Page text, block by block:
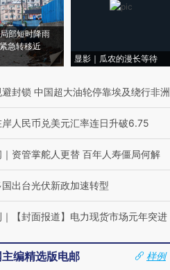
部短时降雨
急转移近
显影｜瓜农的漫长等待
避封锁 中国超大油轮停靠埃及绕行非洲
岸人民币兑美元汇率连日升破6.75
｜ 资管掌舵人更替 百年人寿僵局何解
国出台光伏新政加速转型
｜ 【封面报道】电力现货市场元年突进
编精选版电邮
样例